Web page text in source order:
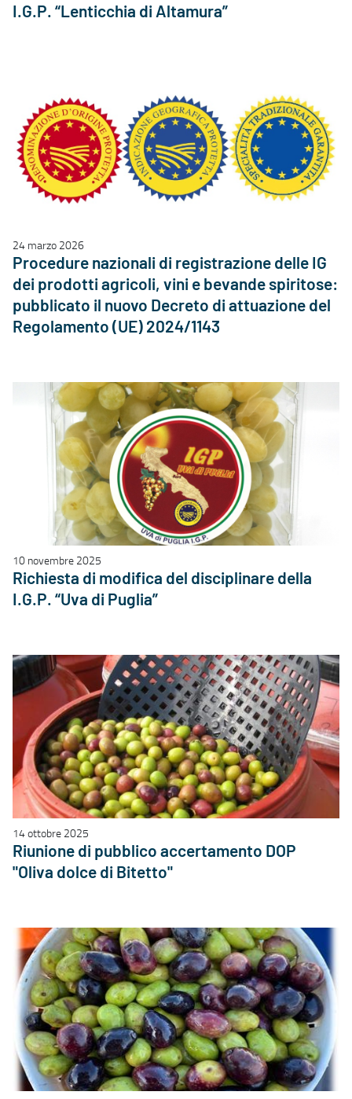
I.G.P. “Lenticchia di Altamura”
24 marzo 2026
Procedure nazionali di registrazione delle IG
dei prodotti agricoli, vini e bevande spiritose:
pubblicato il nuovo Decreto di attuazione del
Regolamento (UE) 2024/1143
10 novembre 2025
Richiesta di modifica del disciplinare della
I.G.P. “Uva di Puglia”
14 ottobre 2025
Riunione di pubblico accertamento DOP
"Oliva dolce di Bitetto"